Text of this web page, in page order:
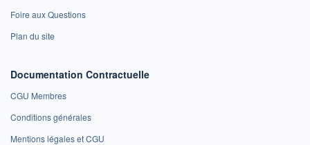
Foire aux Questions
Plan du site
Documentation Contractuelle
CGU Membres
Conditions générales
Mentions légales et CGU